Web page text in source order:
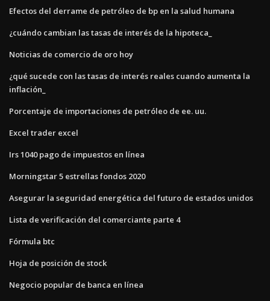
Efectos del derrame de petróleo de bp en la salud humana
¿cuándo cambian las tasas de interés de la hipoteca_
Noticias de comercio de oro hoy
¿qué sucede con las tasas de interés reales cuando aumenta la
inflación_
Porcentaje de importaciones de petróleo de ee. uu.
Excel trader excel
Irs 1040 pago de impuestos en línea
Morningstar 5 estrellas fondos 2020
Asegurar la seguridad energética del futuro de estados unidos
Lista de verificación del comerciante parte 4
Fórmula btc
Hoja de posición de stock
Negocio popular de banca en línea